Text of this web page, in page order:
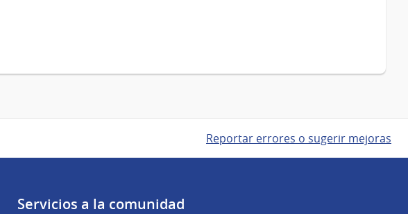
Reportar errores o sugerir mejoras
Servicios a la comunidad